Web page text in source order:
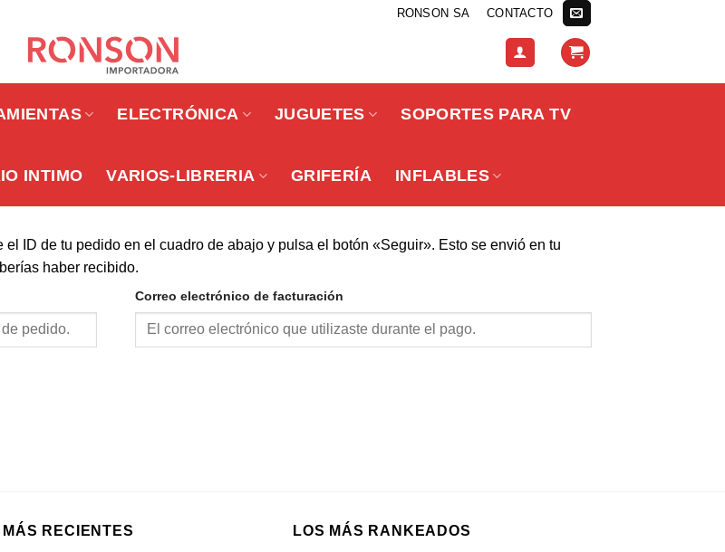
RONSON SA CONTACTO
ELECTRÓNICA JUGUETES SOPORTES PARA TV
INTIMO VARIOS-LIBRERIA GRIFERÍA INFLABLES
ID de tu pedido en el cuadro de abajo y pulsa el botón «Seguir». Esto se envió en tu
haber recibido.
Correo electrónico de facturación
MÁS RECIENTES LOS MÁS RANKEADOS